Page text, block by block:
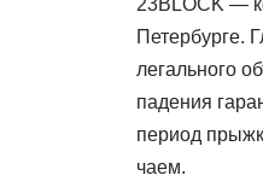
Петербурге.
легального
падения
период
чаем.